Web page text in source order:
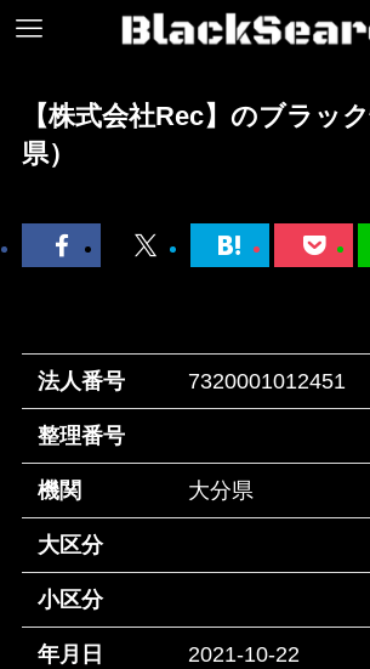
【株式会社Rec】のブラッ
県）
法人番号 7320001012451
整理番号
機関 大分県
大区分
小区分
年月日 2021-10-22